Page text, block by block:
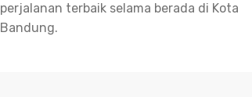
perjalanan terbaik selama berada di Kota
Bandung.